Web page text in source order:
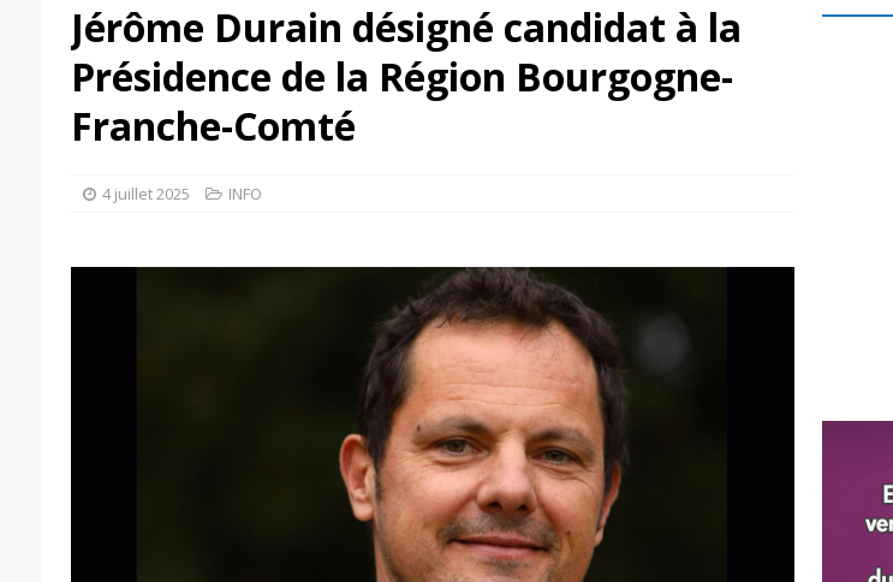
Jérôme Durain désigné candidat à la
Présidence de la Région Bourgogne-
Franche-Comté
4 juillet 2025 INFO